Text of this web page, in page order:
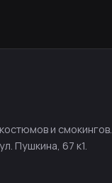
и смокингов.
Пушкина, 67 к1.